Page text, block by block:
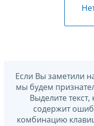
Если Вы заметили
мы будем
Выделите
содержит
комбинацию